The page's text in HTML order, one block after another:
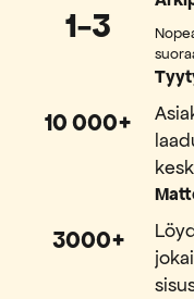
1-3
10 000+
3000+